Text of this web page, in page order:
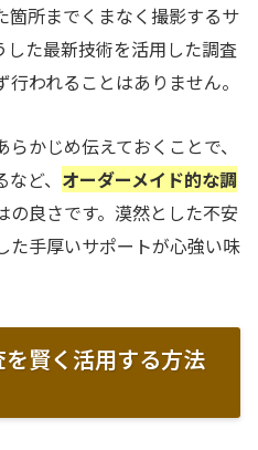
箇所までくまなく撮影するサ
した最新技術を活用した調査
われることはありません。
かじめ伝えておくことで、
ど、 オーダーメイド的な調
の良さです。漠然とした不安
た手厚いサポートが心強い味
賢く活用する方法